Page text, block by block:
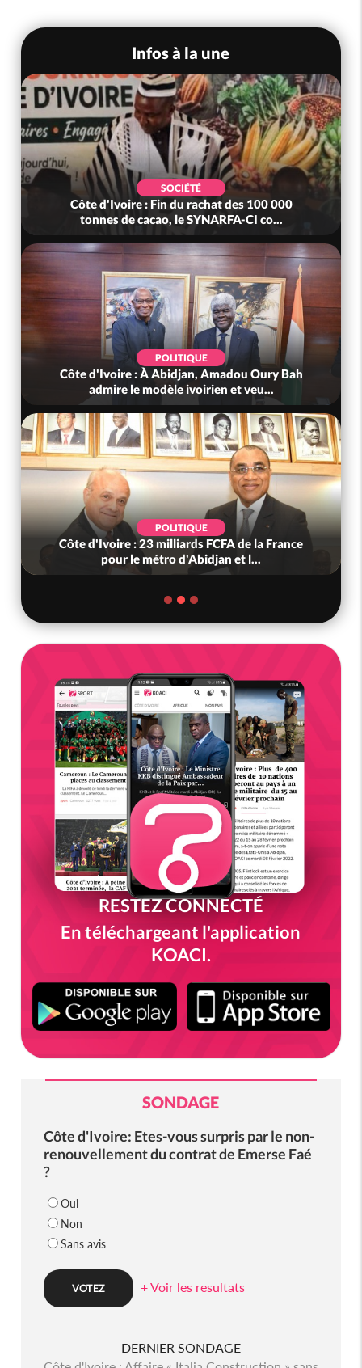
Infos à la une
SOCIÉTÉ
Côte d'Ivoire : Fin du rachat des 100 000
tonnes de cacao, le SYNARFA-CI co...
POLITIQUE
Côte d'Ivoire : À Abidjan, Amadou Oury Bah
admire le modèle ivoirien et veu...
POLITIQUE
Côte d'Ivoire : 23 milliards FCFA de la France
pour le métro d'Abidjan et l...
RESTEZ CONNECTÉ
En téléchargeant l'application
KOACI.
SONDAGE
Côte d'Ivoire: Etes-vous surpris par le non-
renouvellement du contrat de Emerse Faé
?
Oui
Non
Sans avis
+ Voir les resultats
DERNIER SONDAGE